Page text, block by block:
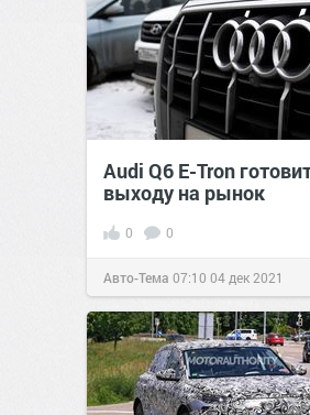
Audi Q6 E-Tron
выходу на рынок
0 0
Авто-Тема 07:10 04 дек 2021